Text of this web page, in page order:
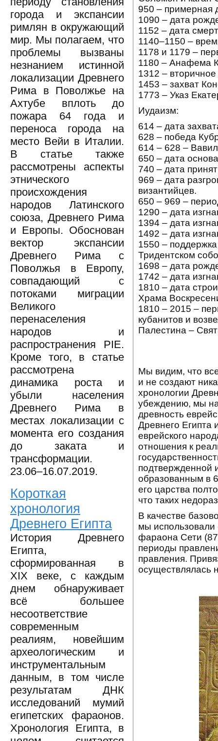
города и экспансии
римлян в окружающий
мир. Мы полагаем, что
проблемы вызваны
незнанием истинной
локализации Древнего
Рима в Поволжье на
Ахтубе вплоть до
пожара 64 года и
переноса города на
место Вейи в Италии.
В статье также
рассмотрены аспекты
этнического
происхождения
народов Латинского
союза, Древнего Рима
и Европы. Обоснован
вектор экспансии
Древнего Рима с
Поволжья в Европу,
совпадающий с
потоками миграции
Великого
перенаселения
народов и
распространения PIE.
Кроме того, в статье
рассмотрена
динамика роста и
убыли населения
Древнего Рима в
местах локализации с
момента его создания
до заката и
трансформации.
23.06–16.07.2019.
Короткая
хронология
Древнего Египта
История Древнего
Египта,
сформированная в
XIX веке, с каждым
днем обнаруживает
всё большее
несоответствие
современным
реалиям, новейшим
археологическим и
инструментальным
данным, в том числе
результатам ДНК
исследований мумий
египетских фараонов.
Хронология Египта, в
950 – примерная
1090 – дата
1152 – дата
1140–1150 –
1178 и 1179 –
1180 – Анафема
1312 –
1453 – захват
1773 – Указ
Иудаизм:
614 – дата
628 – победа
614 – 628 –
650 – дата
740 – дата
969 – дата
византийцев.
650 – 969 –
1290 – дата
1394 – дата
1492 – дата
1550 –
Тридентском
1698 – дата
1742 – дата
1810 – дата
Храма
1810 – 2015 –
кубанитов и
Палестина –
Мы видим, что
и не создают
хронологии
убеждению, мы
древность
Древнего Египта
еврейского
отношения к
подтвержденной
образованным в
его царства
что таких
В качестве
мы
фараона Сети
периоды
правления.
осуществлялась